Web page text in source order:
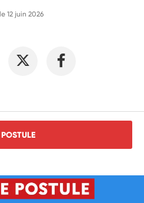
le12 juin 2026